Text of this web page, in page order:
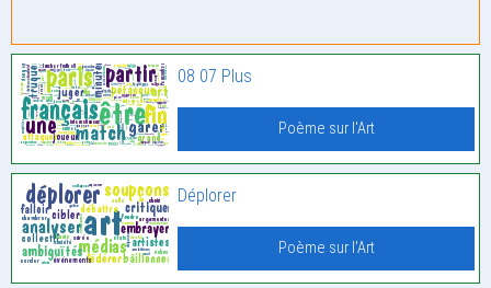
08 07 Plus
Poème sur l'Art
Déplorer
Poème sur l'Art